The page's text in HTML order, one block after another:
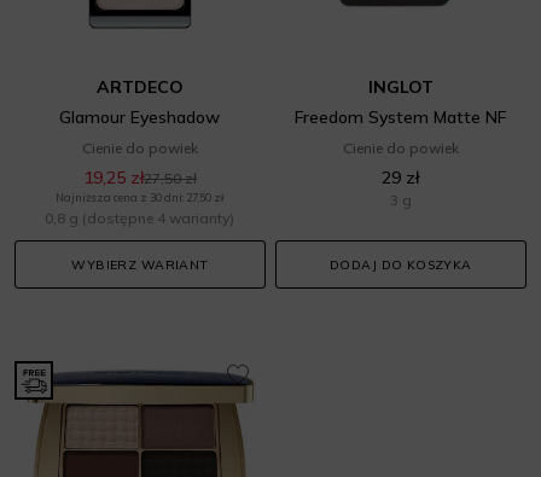
ARTDECO
Glamour Eyeshadow
Cienie do powiek
19,25 zł27,50 zł
Najniższa cena z 30 dni: 27,50 zł
0,8 g (dostępne 4 warianty)
WYBIERZ WARIANT
INGLOT
Freedom System Matte NF
Cienie do powiek
29 zł
3 g
DODAJ DO KOSZYKA